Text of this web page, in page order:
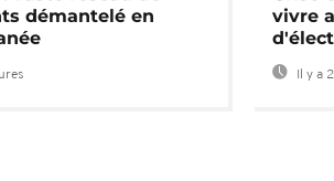
démantelé en
vivre
Il y a